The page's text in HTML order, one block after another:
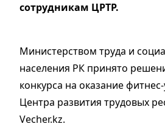
сотрудникам ЦРТР.
Министерством труда и
населения РК принято
конкурса на оказание
Центра развития трудовых
Vecher.kz.